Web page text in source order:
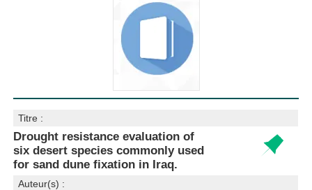
Titre :
Drought resistance evaluation of
six desert species commonly used
for sand dune fixation in Iraq.
Auteur(s) :